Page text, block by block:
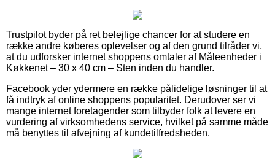
Trustpilot byder på ret belejlige chancer for at studere en
række andre køberes oplevelser og af den grund tilråder vi,
at du udforsker internet shoppens omtaler af Måleenheder i
Køkkenet – 30 x 40 cm – Sten inden du handler.
Facebook yder ydermere en række pålidelige løsninger til at
få indtryk af online shoppens popularitet. Derudover ser vi
mange internet foretagender som tilbyder folk at levere en
vurdering af virksomhedens service, hvilket på samme måde
må benyttes til afvejning af kundetilfredsheden.